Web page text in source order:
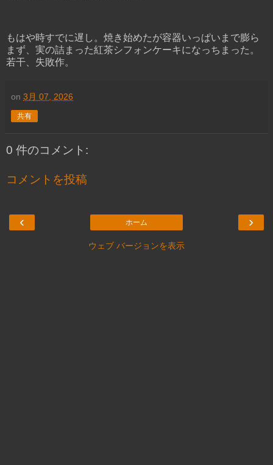
もはや時すでに遅し。焼き始めたが容器いっぱいまで膨ら
まず、実の詰まった紅茶シフォンケーキになっちまった。
若干、失敗作。
on 3月 07, 2026
共有
0 件のコメント:
コメントを投稿
‹ ›
ホーム
ウェブ バージョンを表示